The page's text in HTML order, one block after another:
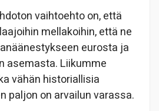
vaihtoehto on, että
mellakoihin, että ne
eurosta ja
asemasta. Liikumme
vähän historiallisia
paljon on arvailun varassa.